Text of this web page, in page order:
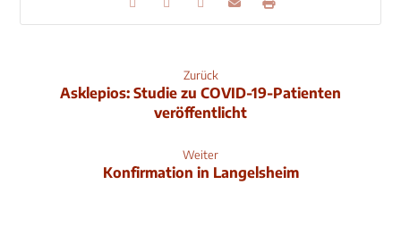
Zurück
Asklepios: Studie zu COVID-19-Patienten
veröffentlicht
Weiter
Konfirmation in Langelsheim